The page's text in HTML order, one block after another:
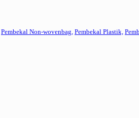
Pembekal Non-wovenbag, Pembekal Plastik,